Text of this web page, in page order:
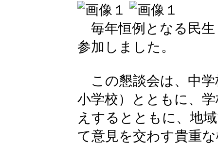
毎年恒例となる民生
参加しました。
この懇談会は、中学
小学校）とともに、
えするとともに、地
て意見を交わす貴重